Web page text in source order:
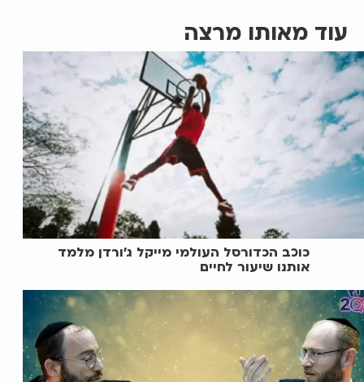
עוד מאותו מרצה
כוכב הכדורסל העולמי מייקל ג’ורדן מלמד
אותנו שיעור לחיים